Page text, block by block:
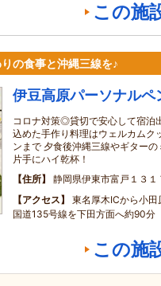
この施
の食事と沖縄三線を♪
伊豆高原パーソナルペ
コロナ対策◎貸切で安心して宿泊
込めた手作り料理はウェルカムク
ンまで 夕食後沖縄三線やギター
片手にハイ乾杯！
住所
静岡県伊東市富戸１３１
アクセス
東名厚木ICから小
国道135号線を下田方面へ約90分
この施